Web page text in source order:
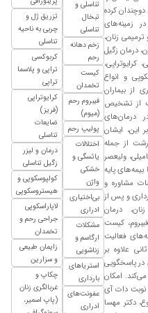
خوش اخلاق و مهربان
درمانی مناسب
مطب هم بسیار خوش
۱۴۰۳/۱۰/۲۸
کم گفتی یکی از
مهربون ترین دکترای
باررفتم پیششون
مشکلم وتشخیص دادن
عمل میومکتومی
که احتمال برداشتن
خیلی زیادخانوم
دادن هرلحظه
دکترجونم
۱۴۰۱/۰۵/۰۶
بودن برای بار داری ۱۴۰۴/۰۵/۰۲
عفونت و درمانهای
هستن .فقط دفعه
معطل شدم تا بتونم برم داخل
۱۴۰۵/۰۲/۲۴
کرده
زمینه‌های
زنان،
درمان زگیل
کرایوتراپی،
و انواع
از بیماران
از تشخیص
درمان‌های
این، ایشان
رشت از جمله
ولیعصر
پایه
مشاوره و
و پس از
درمان
کیست
فعالیت
علاوه بر
در پاسخگویی
امکان
نوبت دات آی
دکتر مهسا
تناسلی و
تبخال
تناسلی
زخم دهانه
رحم
کیست
تخمدان
فیبروم رحم
(میوم)
پولیپ رحم
اختلالات
یائسگی و
خشکی
واژن
بی‌اختیاری
ادراری
مشکلات
ارگاسم و
زناشویی
استریاهای
بارداری
عفونت‌های
ادراری
تزریق ژل و
چربی به ناحیه
تناسلی
کربوکسی
تراپی و پلاسما
تراپی
کرایوتراپی
(فریز)
ضایعات
تناسلی
درمان و لیزر
زگیل تناسلی
کولپوسکوپی و
هیستروسکوپی
لاپاراسکوپی
جراحی رحم و
تخمدان
زایمان طبیعی
و سزارین
چکاپ و
غربالگری زنان
(پاپ اسمیر،